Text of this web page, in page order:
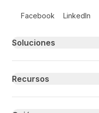
Facebook LinkedIn
Primary footer navigation
Soluciones
Recursos